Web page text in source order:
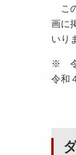
こ
画に
いり
※ 令
令和